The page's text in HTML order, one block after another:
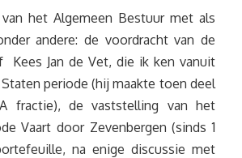
het Algemeen Bestuur met als
andere: de voordracht van de
Kees Jan de Vet, die ik ken vanuit
periode (hij maakte toen deel
fractie), de vaststelling van het
Vaart door Zevenbergen (sinds 1
na enige discussie met